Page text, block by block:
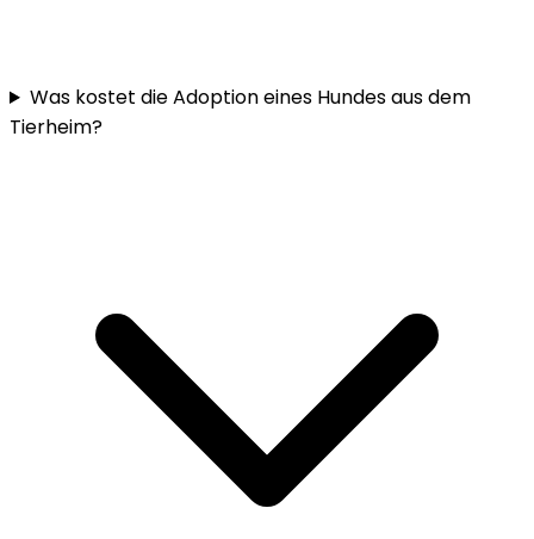
Was kostet die Adoption eines Hundes aus dem
Tierheim?